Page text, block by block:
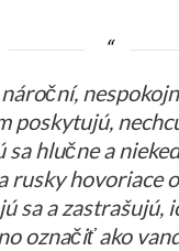
poskytujú,
sa hlučne a
rusky hovoriace
sa a zastrašujú,
označiť ako